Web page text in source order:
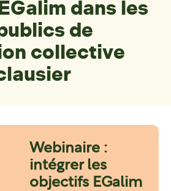
dans les
de
collective
Webinaire :
intégrer les
objectifs EGalim